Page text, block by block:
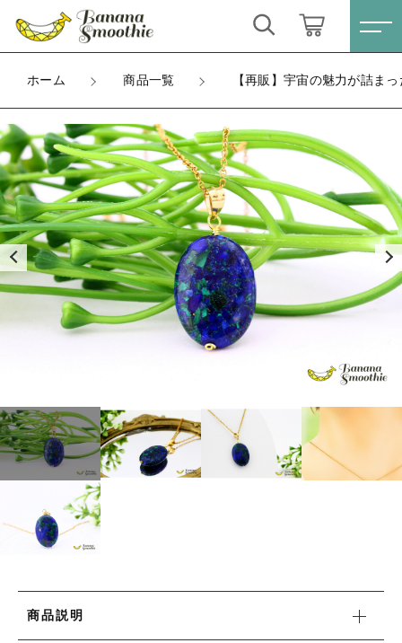
ホーム 商品一覧 【再販】宇宙の魅力が詰ま
商品説明
カートに商品を追加しました
【再販】宇宙の魅力が詰まった 濃いアースカラー
アズライト オーバル 14kgfネックレス
金具
ラッピング
ネックレスチェーン長さ
数量
（税込）
ショッピングを続ける
カートを確認する
ログイン / 会員登録
お気に入り
すべての商品
ピアス
ネックレス
リング
HAPPY BAG
-Stone Type-
-Color Type-
新着商品
すべて
ピアス
ネックレス
イヤリング
ブレスレット
HAPPY BAG
-Stone Type-
キーワード検索
こだわり検索
親カテゴリ
子カテゴリ
その他
在庫あり セール
並び順